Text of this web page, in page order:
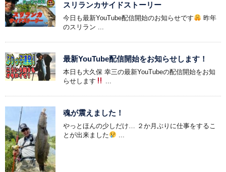
スリランカサイドストーリー
今日も最新YouTube配信開始のお知らせです
昨年
のスリラン ...
最新YouTube配信開始をお知らせします！
本日も大久保 幸三の最新YouTubeの配信開始をお知
らせします
魂が震えました！
やっとほんの少しだけ… ２か月ぶりに仕事をするこ
とが出来ました